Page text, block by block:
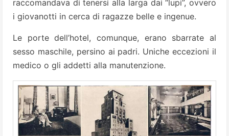
raccomandava di tenersi alla larga dai “lupi”, ovvero
i giovanotti in cerca di ragazze belle e ingenue.
Le porte dell’hotel, comunque, erano sbarrate al
sesso maschile, persino ai padri. Uniche eccezioni il
medico o gli addetti alla manutenzione.